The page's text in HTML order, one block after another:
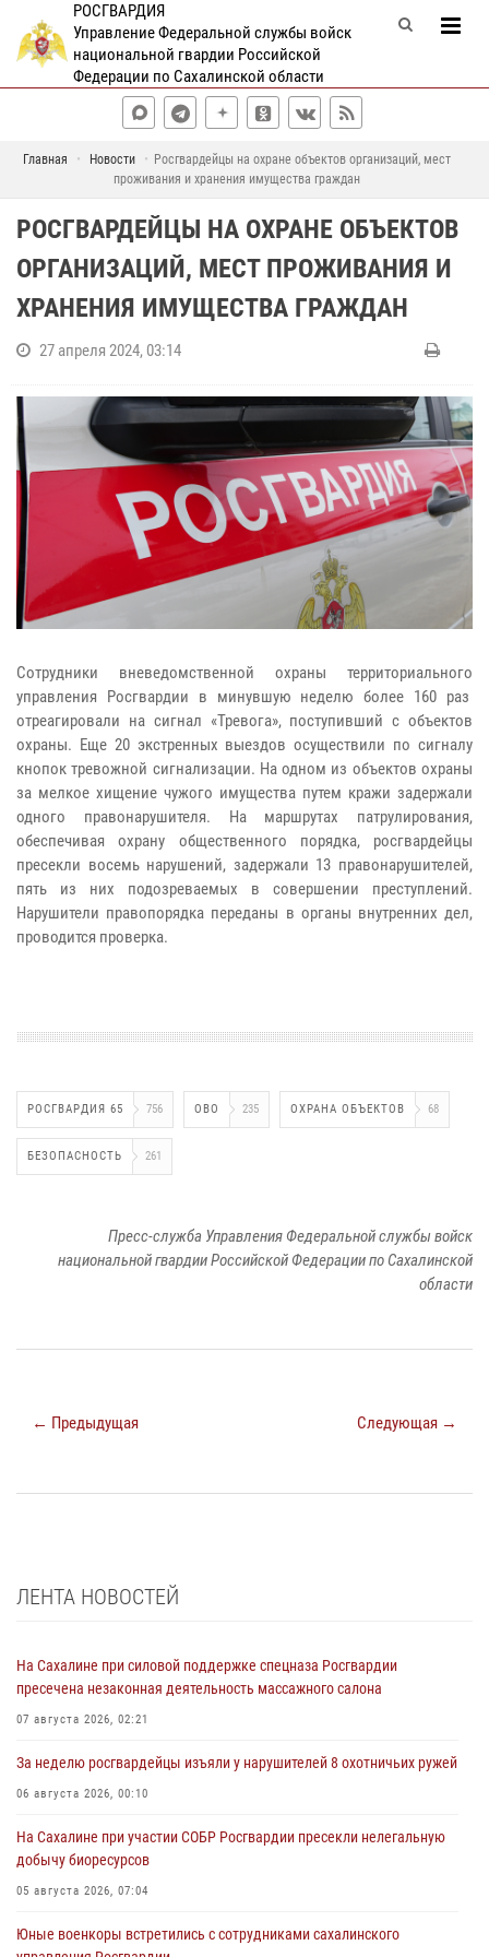
РОСГВАРДИЯ
Управление Федеральной службы войск
национальной гвардии Российской
Федерации по Сахалинской области
Главная Новости
Росгвардейцы на охране объектов организаций, мест
проживания и хранения имущества граждан
РОСГВАРДЕЙЦЫ НА ОХРАНЕ ОБЪЕКТОВ
ОРГАНИЗАЦИЙ, МЕСТ ПРОЖИВАНИЯ И
ХРАНЕНИЯ ИМУЩЕСТВА ГРАЖДАН
27 апреля 2024, 03:14
Сотрудники вневедомственной охраны территориального
управления Росгвардии в минувшую неделю более 160 раз
отреагировали на сигнал «Тревога», поступивший с объектов
охраны. Еще 20 экстренных выездов осуществили по сигналу
кнопок тревожной сигнализации. На одном из объектов охраны
за мелкое хищение чужого имущества путем кражи задержали
одного правонарушителя. На маршрутах патрулирования,
обеспечивая охрану общественного порядка, росгвардейцы
пресекли восемь нарушений, задержали 13 правонарушителей,
пять из них подозреваемых в совершении преступлений.
Нарушители правопорядка переданы в органы внутренних дел,
проводится проверка.
РОСГВАРДИЯ 65 756 ОВО 235 ОХРАНА ОБЪЕКТОВ 68
БЕЗОПАСНОСТЬ 261
Пресс-служба Управления Федеральной службы войск
национальной гвардии Российской Федерации по Сахалинской
области
← Предыдущая Следующая →
ЛЕНТА НОВОСТЕЙ
На Сахалине при силовой поддержке спецназа Росгвардии
пресечена незаконная деятельность массажного салона
07 августа 2026, 02:21
За неделю росгвардейцы изъяли у нарушителей 8 охотничьих ружей
06 августа 2026, 00:10
На Сахалине при участии СОБР Росгвардии пресекли нелегальную
добычу биоресурсов
05 августа 2026, 07:04
Юные военкоры встретились с сотрудниками сахалинского